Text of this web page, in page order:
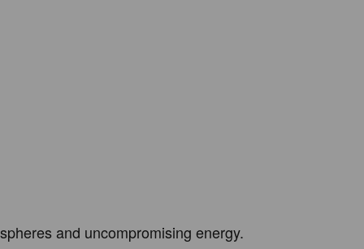
and uncompromising energy.